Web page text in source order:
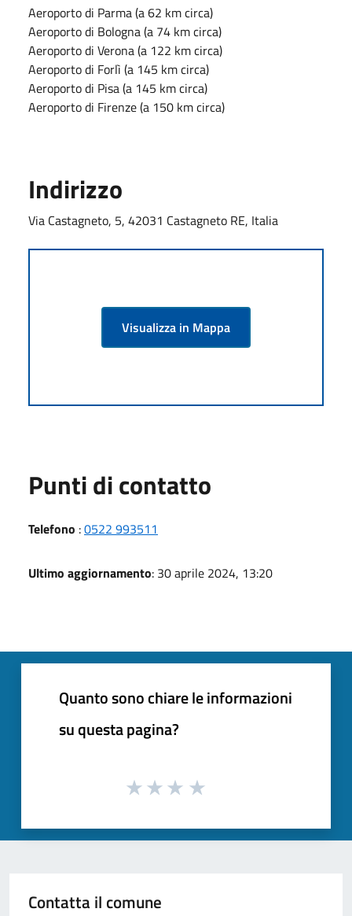
Aeroporto di Parma (a 62 km circa)
Aeroporto di Bologna (a 74 km circa)
Aeroporto di Verona (a 122 km circa)
Aeroporto di Forlì (a 145 km circa)
Aeroporto di Pisa (a 145 km circa)
Aeroporto di Firenze (a 150 km circa)
Indirizzo
Via Castagneto, 5, 42031 Castagneto RE, Italia
Visualizza in Mappa
Punti di contatto
Telefono :0522 993511
Ultimo aggiornamento: 30 aprile 2024, 13:20
Quanto sono chiare le informazioni
su questa pagina?
Contatta il comune